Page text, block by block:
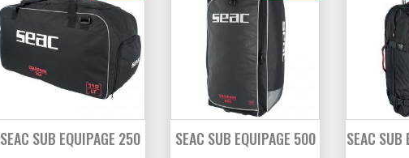
SEAC SUB EQUIPAGE 250 SEAC SUB EQUIPAGE 500 SEAC SUB